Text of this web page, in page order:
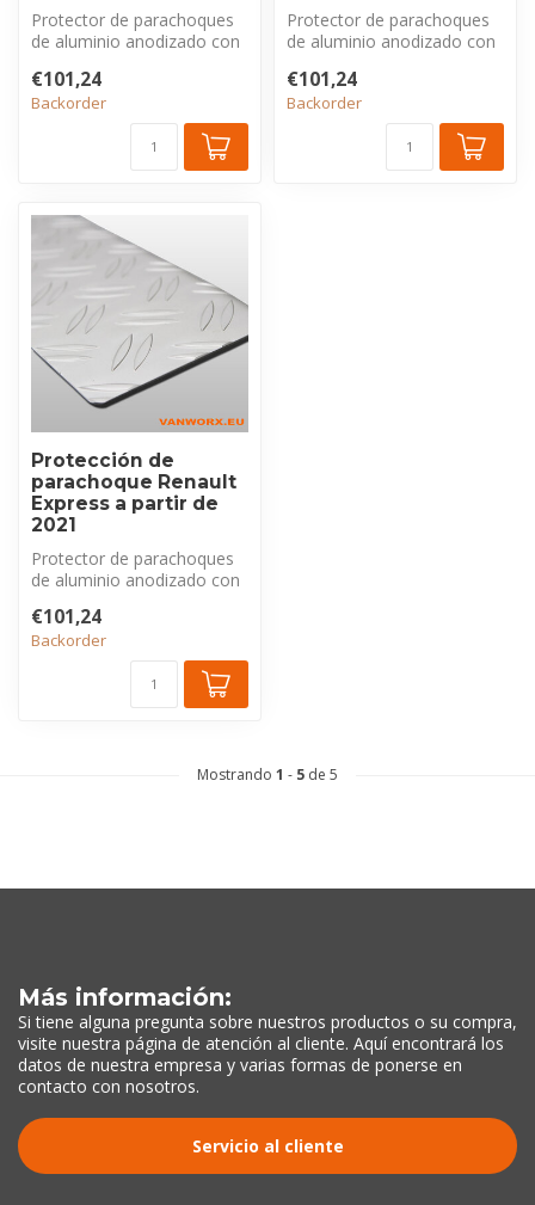
Protector de parachoques
de aluminio anodizado con
pa...
€101,24
Backorder
Protector de parachoques
de aluminio anodizado con
pa...
€101,24
Backorder
Protección de
parachoque Renault
Express a partir de
2021
Protector de parachoques
de aluminio anodizado con
pa...
€101,24
Backorder
Mostrando 1 - 5 de 5
Más información:
Si tiene alguna pregunta sobre nuestros productos o su compra,
visite nuestra página de atención al cliente. Aquí encontrará los
datos de nuestra empresa y varias formas de ponerse en
contacto con nosotros.
Servicio al cliente